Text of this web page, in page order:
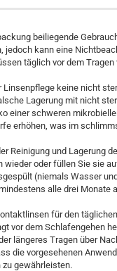
beiliegende
jedoch kann eine
täglich vor dem
Linsenpflege keine nicht
Lagerung mit nicht
einer schweren
erhöhen, was im
Reinigung und Lagerung
wieder oder füllen Sie sie
(niemals Wasser
alle drei Monate
für den
vor dem Schlafengehen
längeres Tragen über
die vorgesehenen
zu gewährleisten.